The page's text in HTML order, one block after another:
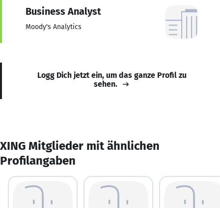
Business Analyst
Moody's Analytics
Logg Dich jetzt ein, um das ganze Profil zu
sehen.
XING Mitglieder mit ähnlichen
Profilangaben